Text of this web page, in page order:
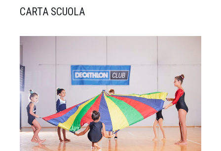
CARTA SCUOLA